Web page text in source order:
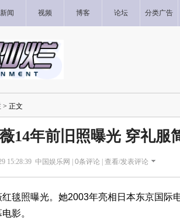
新闻 视频 博客 论坛 分类广告
> 正文
14年前旧照曝光 穿礼服
15:28:39 中国娱乐网 | 0条评论 | 查看/发表评论
照曝光。她2003年亮相日本东京国际
影。